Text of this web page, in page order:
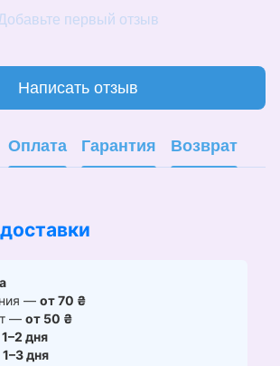
первый отзыв
Написать отзыв
Оплата Гарантия Возврат
— от 70 ₴
— от 50 ₴
1–2 дня
1–3 дня